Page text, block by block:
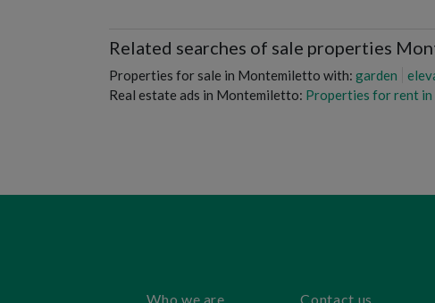
Related searches of sale properties
Properties for sale in Montemiletto with: garden
Real estate ads in Montemiletto: Properties for rent
Who we are Contact us